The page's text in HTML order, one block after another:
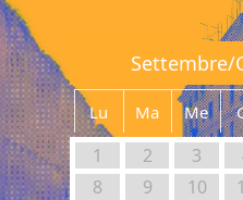
Settembre/
Lu Ma Me
1 2 3
8
9 10